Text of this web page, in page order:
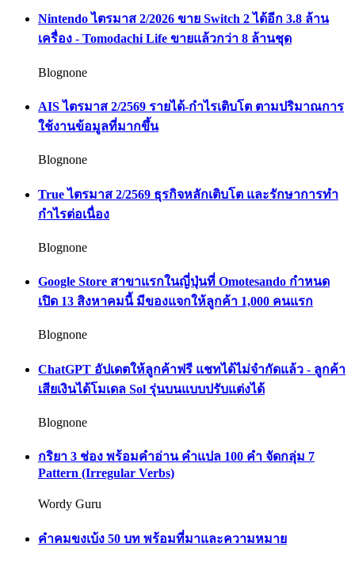
Nintendo ไตรมาส 2/2026 ขาย Switch 2 ได้อีก 3.8 ล้าน
เครื่อง - Tomodachi Life ขายแล้วกว่า 8 ล้านชุด
Blognone
AIS ไตรมาส 2/2569 รายได้-กำไรเติบโต ตามปริมาณการ
ใช้งานข้อมูลที่มากขึ้น
Blognone
True ไตรมาส 2/2569 ธุรกิจหลักเติบโต และรักษาการทำ
กำไรต่อเนื่อง
Blognone
Google Store สาขาแรกในญี่ปุ่นที่ Omotesando กำหนด
เปิด 13 สิงหาคมนี้ มีของแจกให้ลูกค้า 1,000 คนแรก
Blognone
ChatGPT อัปเดตให้ลูกค้าฟรี แชทได้ไม่จำกัดแล้ว - ลูกค้า
เสียเงินได้โมเดล Sol รุ่นบนแบบปรับแต่งได้
Blognone
กริยา 3 ช่อง พร้อมคำอ่าน คำแปล 100 คำ จัดกลุ่ม 7
Pattern (Irregular Verbs)
Wordy Guru
คำคมขงเบ้ง 50 บท พร้อมที่มาและความหมาย